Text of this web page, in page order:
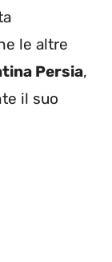
le altre
Persia,
il suo